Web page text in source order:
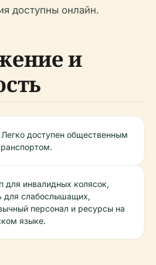
доступны онлайн.
и
Легко доступен общественным
для инвалидных колясок,
для слабослышащих,
персонал и ресурсы на
языке.